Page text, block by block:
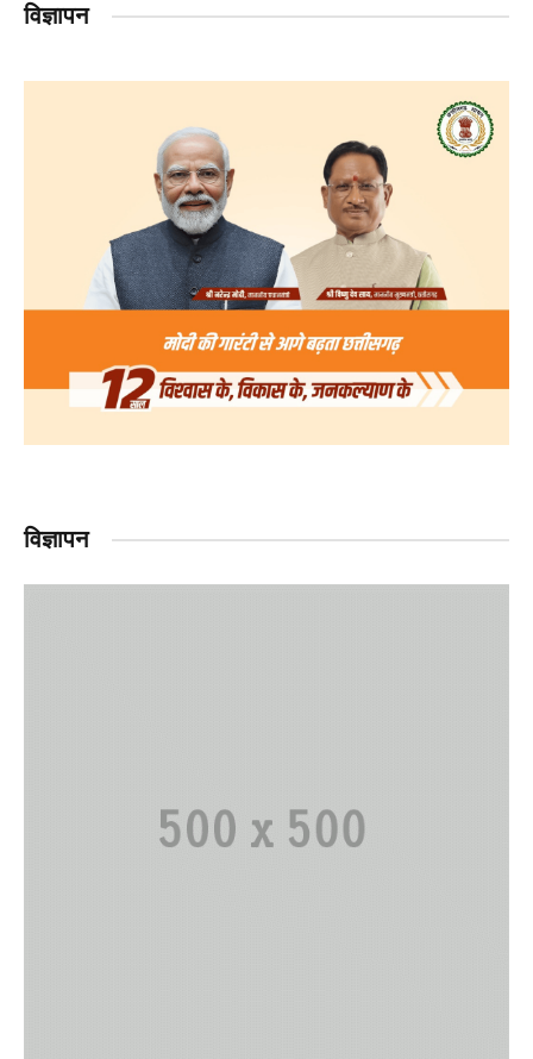
विज्ञापन
विज्ञापन